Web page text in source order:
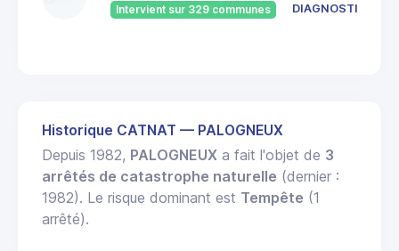
Intervient sur 329 communes
DIAGNOSTIC
Historique CATNAT — PALOGNEUX
Depuis 1982, PALOGNEUX a fait l'objet de 3
arrêtés de catastrophe naturelle (dernier :
1982). Le risque dominant est Tempête (1
arrêté).